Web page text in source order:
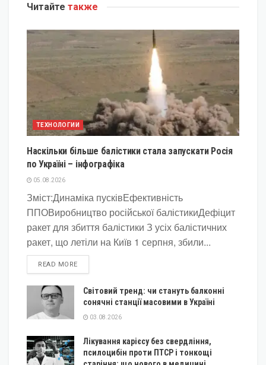
Читайте также
ТЕХНОЛОГИИ
Наскільки більше балістики стала запускати Росія
по Україні – інфографіка
05.08.2026
Зміст:Динаміка пусківЕфективність
ППОВиробництво російської балістикиДефіцит
ракет для збиття балістики З усіх балістичних
ракет, що летіли на Київ 1 серпня, збили...
READ MOREDETAILS
Світовий тренд: чи стануть балконні
сонячні станції масовими в Україні
03.08.2026
Лікування карієсу без свердління,
псилоцибін проти ПТСР і тонкощі